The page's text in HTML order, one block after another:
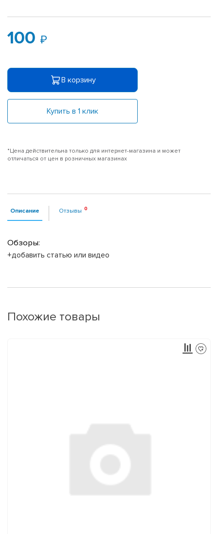
100
В корзину
Купить в 1 клик
*Цена действительна только для интернет-магазина и может
отличаться от цен в розничных магазинах
Описание Отзывы
Обзоры:
+добавить статью или видео
Похожие товары